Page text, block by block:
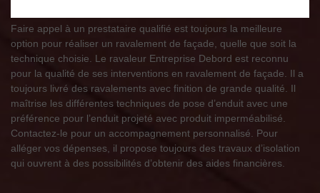
Faire appel à un prestataire qualifié est toujours la meilleure
option pour réaliser un ravalement de façade, quelle que soit la
technique choisie. Le ravaleur Entreprise Debord est reconnu
pour la qualité de ses interventions en ravalement de façade. Il a
toujours livré des ravalements avec finition de grande qualité. Il
maîtrise les différentes techniques de pose d’enduit avec une
préférence pour l’enduit projeté avec produit imperméabilisé.
Contactez-le pour un accompagnement personnalisé. Pour
alléger vos dépenses, il propose toujours des travaux d’isolation
qui ouvrent à des possibilités d’obtenir des aides financières.